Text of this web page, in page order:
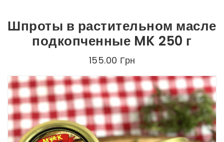
Шпроты в растительном масле
подкопченные MK 250 г
155.00 Грн